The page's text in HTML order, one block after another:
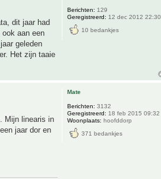
dit jaar had
aan een
geleden
Het zijn taaie
Berichten: 129
Geregistreerd: 12 dec 2012 22:30
10 bedankjes
Mijn linearis in
jaar dor en
Mate
Berichten: 3132
Geregistreerd: 18 feb 2015 09:32
Woonplaats: hoofddorp
371 bedankjes